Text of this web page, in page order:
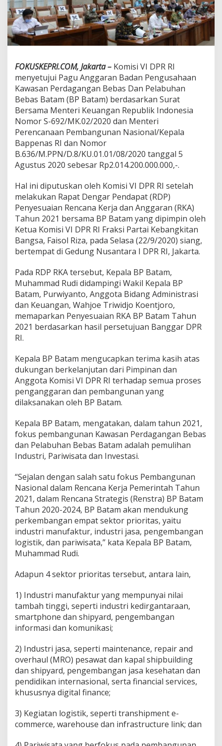
P
a
g
u
g
a
r
a
n
P
e
n
y
e
s
u
i
a
n
R
e
n
a
n
K
e
j
a
d
a
g
g
a
r
a
n
P
B
a
t
a
T
a
h
u
n
2
0
2
FOKUSKEPRI.COM, Jakarta – Komisi VI DPR RI
menyetujui Pagu Anggaran Badan Pengusahaan
Kawasan Perdagangan Bebas Dan Pelabuhan
Bebas Batam (BP Batam) berdasarkan Surat
Bersama Menteri Keuangan Republik Indonesia
Nomor S-692/MK.02/2020 dan Menteri
Perencanaan Pembangunan Nasional/Kepala
Bappenas RI dan Nomor
B.636/M.PPN/D.8/KU.01.01/08/2020 tanggal 5
Agustus 2020 sebesar Rp2.014.200.000.000,-.
Hal ini diputuskan oleh Komisi VI DPR RI setelah
melakukan Rapat Dengar Pendapat (RDP)
Penyesuaian Rencana Kerja dan Anggaran (RKA)
Tahun 2021 bersama BP Batam yang dipimpin oleh
Ketua Komisi VI DPR RI Fraksi Partai Kebangkitan
Bangsa, Faisol Riza, pada Selasa (22/9/2020) siang,
bertempat di Gedung Nusantara I DPR RI, Jakarta.
Pada RDP RKA tersebut, Kepala BP Batam,
Muhammad Rudi didampingi Wakil Kepala BP
Batam, Purwiyanto, Anggota Bidang Administrasi
dan Keuangan, Wahjoe Triwidjo Koentjoro,
memaparkan Penyesuaian RKA BP Batam Tahun
2021 berdasarkan hasil persetujuan Banggar DPR
RI.
Kepala BP Batam mengucapkan terima kasih atas
dukungan berkelanjutan dari Pimpinan dan
Anggota Komisi VI DPR RI terhadap semua proses
penganggaran dan pembangunan yang
dilaksanakan oleh BP Batam.
Kepala BP Batam, mengatakan, dalam tahun 2021,
fokus pembangunan Kawasan Perdagangan Bebas
dan Pelabuhan Bebas Batam adalah pemulihan
Industri, Pariwisata dan Investasi.
“Sejalan dengan salah satu fokus Pembangunan
Nasional dalam Rencana Kerja Pemerintah Tahun
2021, dalam Rencana Strategis (Renstra) BP Batam
Tahun 2020-2024, BP Batam akan mendukung
perkembangan empat sektor prioritas, yaitu
industri manufaktur, industri jasa, pengembangan
logistik, dan pariwisata,” kata Kepala BP Batam,
Muhammad Rudi.
Adapun 4 sektor prioritas tersebut, antara lain,
1) Industri manufaktur yang mempunyai nilai
tambah tinggi, seperti industri kedirgantaraan,
smartphone dan shipyard, pengembangan
informasi dan komunikasi;
2) Industri jasa, seperti maintenance, repair and
overhaul (MRO) pesawat dan kapal shipbuilding
dan shipyard, pengembangan jasa kesehatan dan
pendidikan internasional, serta financial services,
khususnya digital finance;
3) Kegiatan logistik, seperti transhipment e-
commerce, warehouse dan infrastructure link; dan